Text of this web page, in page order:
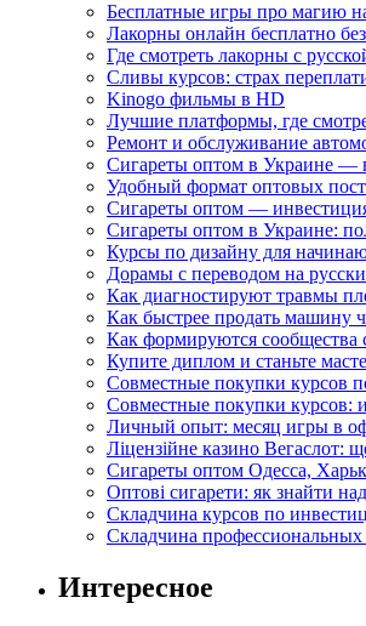
Бесплатные игры про магию
Лакорны онлайн бесплатно
Где смотреть лакорны с
Сливы курсов: страх
Kinogo фильмы в HD
Лучшие платформы, где
Ремонт и обслуживание
Сигареты оптом в Украине —
Удобный формат оптовых
Сигареты оптом —
Сигареты оптом в Украине:
Курсы по дизайну для
Дорамы с переводом на
Как диагностируют травмы
Как быстрее продать машину
Как формируются сообщества
Купите диплом и станьте
Совместные покупки курсов
Совместные покупки курсов:
Личный опыт: месяц игры в
Ліцензійне казино Вегаслот:
Сигареты оптом Одесса,
Оптові сигарети: як знайти
Складчина курсов по
Складчина профессиональных
Интересное